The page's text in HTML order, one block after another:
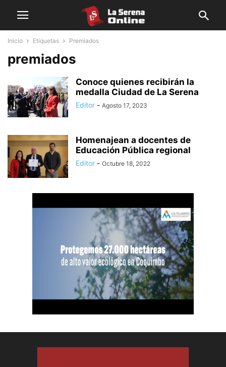
Inicio Etiquetas Premiados
premiados
Conoce quienes recibirán la
medalla Ciudad de La Serena
Editor - Agosto 17, 2023
Homenajean a docentes de
Educación Pública regional
Editor - Octubre 18, 2022